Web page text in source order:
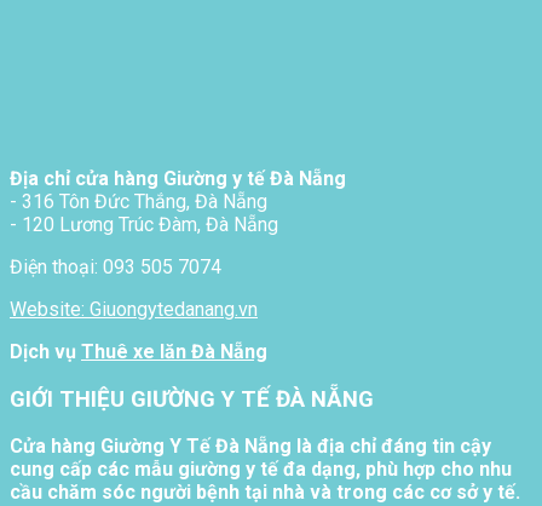
Địa chỉ cửa hàng Giường y tế Đà Nẵng
- 316 Tôn Đức Thắng, Đà Nẵng
- 120 Lương Trúc Đàm, Đà Nẵng
Điện thoại: 093 505 7074
Website: Giuongytedanang.vn
Dịch vụ Thuê xe lăn Đà Nẵng
GIỚI THIỆU GIƯỜNG Y TẾ ĐÀ NẴNG
Cửa hàng Giường Y Tế Đà Nẵng là địa chỉ đáng tin cậy
cung cấp các mẫu giường y tế đa dạng, phù hợp cho nhu
cầu chăm sóc người bệnh tại nhà và trong các cơ sở y tế.